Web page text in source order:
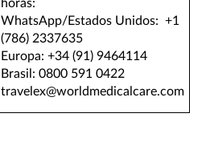
horas:
WhatsApp/Estados Unidos: +1
(786) 2337635
Europa: +34 (91) 9464114
Brasil: 0800 591 0422
travelex@worldmedicalcare.com